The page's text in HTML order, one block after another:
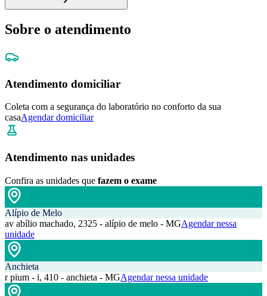
Sobre o atendimento
Atendimento domiciliar
Coleta com a segurança do laboratório no conforto da sua
casaAgendar domiciliar
Atendimento nas unidades
Confira as unidades que fazem o exame
Alípio de Melo
av abílio machado, 2325 - alípio de melo - MGAgendar nessa
unidade
Anchieta
r pium - i, 410 - anchieta - MGAgendar nessa unidade